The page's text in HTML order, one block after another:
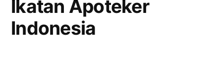
Ikatan Apoteker
Indonesia